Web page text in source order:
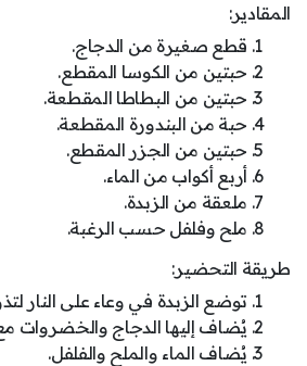
المقادير:
قطع صغيرة من الدجاج.
حبتين من الكوسا المقطع.
حبتين من البطاطا المقطعة.
حبة من البندورة المقطعة.
حبتين من الجزر المقطع.
أربع أكواب من الماء.
ملعقة من الزبدة.
ملح وفلفل حسب الرغبة.
طريقة التحضير:
توضع الزبدة في وعاء على النار
يُضاف إليها الدجاج والخضروات
يُضاف الماء والملح والفلفل.